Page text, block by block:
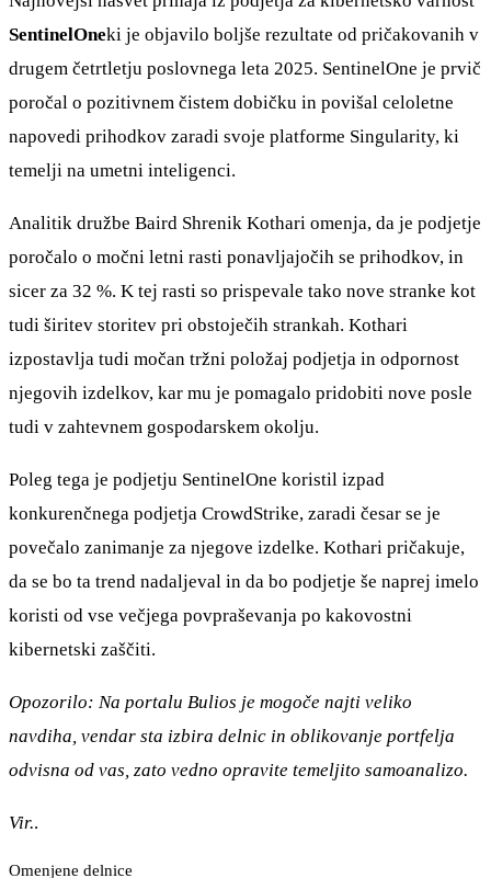
SentinelOneki je objavilo boljše rezultate od pričakovanih v
drugem četrtletju poslovnega leta 2025. SentinelOne je prvič
poročal o pozitivnem čistem dobičku in povišal celoletne
napovedi prihodkov zaradi svoje platforme Singularity, ki
temelji na umetni inteligenci.
Analitik družbe Baird Shrenik Kothari omenja, da je podjetje
poročalo o močni letni rasti ponavljajočih se prihodkov, in
sicer za 32 %. K tej rasti so prispevale tako nove stranke kot
tudi širitev storitev pri obstoječih strankah. Kothari
izpostavlja tudi močan tržni položaj podjetja in odpornost
njegovih izdelkov, kar mu je pomagalo pridobiti nove posle
tudi v zahtevnem gospodarskem okolju.
Poleg tega je podjetju SentinelOne koristil izpad
konkurenčnega podjetja CrowdStrike, zaradi česar se je
povečalo zanimanje za njegove izdelke. Kothari pričakuje,
da se bo ta trend nadaljeval in da bo podjetje še naprej imelo
koristi od vse večjega povpraševanja po kakovostni
kibernetski zaščiti.
Opozorilo: Na portalu Bulios je mogoče najti veliko
navdiha, vendar sta izbira delnic in oblikovanje portfelja
odvisna od vas, zato vedno opravite temeljito samoanalizo.
Vir..
Omenjene delnice